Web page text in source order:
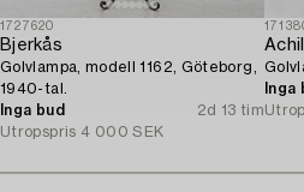
1727620
Bjerkås
Golvlampa, modell 1162, Göteborg,
1940-tal.
Inga bud
2d 13 tim
Utropspris 4 000 SEK
Inga